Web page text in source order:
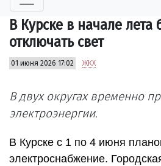
В Курске в начале лета
отключать свет
01 июня 2026 17:02 ЖКХ
В двух округах временно
электроэнергии.
В Курске с 1 по 4 июня
электроснабжение.